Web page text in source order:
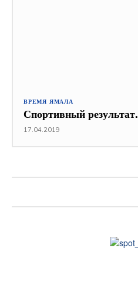
ВРЕМЯ ЯМАЛА
Спортивный результат.
17.04.2019